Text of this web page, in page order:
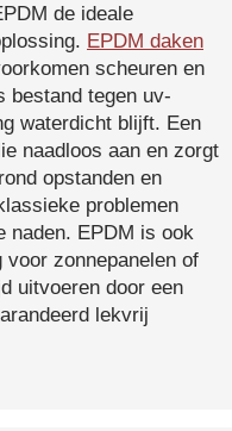
de ideale
EPDM daken
scheuren en
bestand tegen uv-
waterdicht blijft. Een
naadloos aan en zorgt
opstanden en
problemen
naden. EPDM is ook
zonnepanelen of
uitvoeren door een
lekvrij